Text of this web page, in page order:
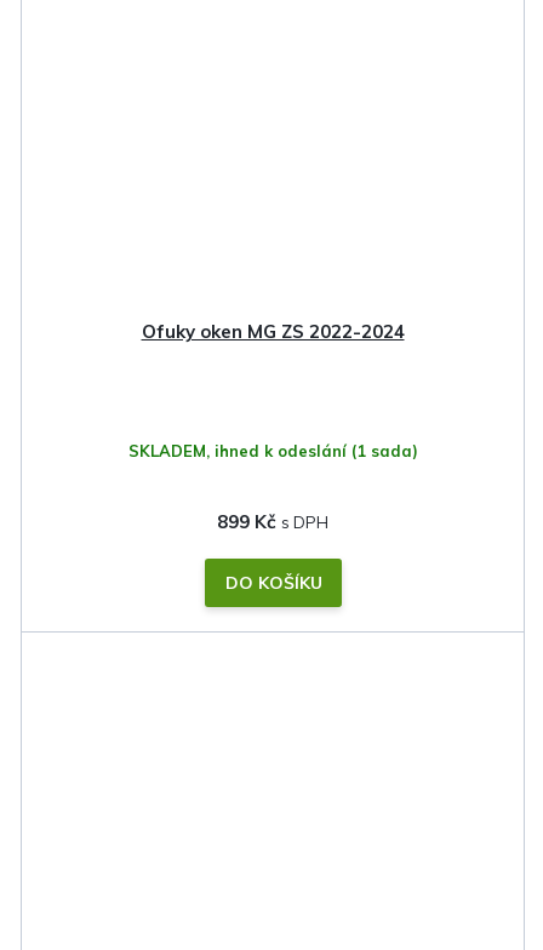
Ofuky oken MG ZS 2022-2024
SKLADEM, ihned k odeslání (1 sada)
899 Kč
DO KOŠÍKU